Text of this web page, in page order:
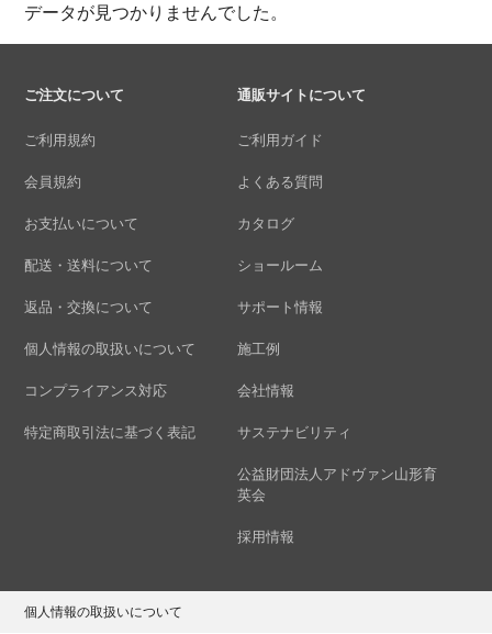
データが見つかりませんでした。
ご注文について
ご利用規約
会員規約
お支払いについて
配送・送料について
返品・交換について
個人情報の取扱いについて
コンプライアンス対応
特定商取引法に基づく表記
通販サイトについて
ご利用ガイド
よくある質問
カタログ
ショールーム
サポート情報
施工例
会社情報
サステナビリティ
公益財団法人アドヴァン山形育
英会
採用情報
個人情報の取扱いについて